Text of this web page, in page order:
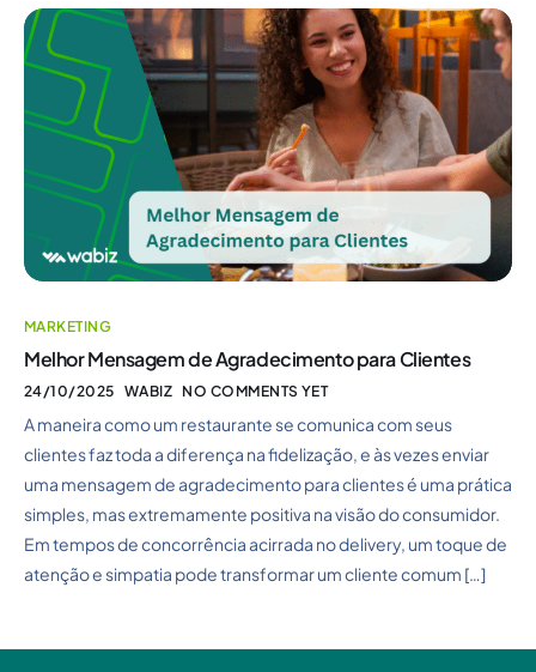
MARKETING
Melhor Mensagem de Agradecimento para Clientes
24/10/2025 WABIZ NO COMMENTS YET
A maneira como um restaurante se comunica com seus
clientes faz toda a diferença na fidelização, e às vezes enviar
uma mensagem de agradecimento para clientes é uma prática
simples, mas extremamente positiva na visão do consumidor.
Em tempos de concorrência acirrada no delivery, um toque de
atenção e simpatia pode transformar um cliente comum […]